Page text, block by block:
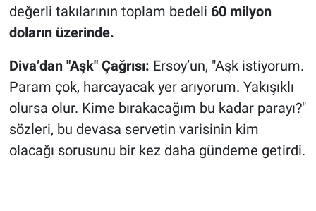
değerli takılarının toplam bedeli 60 milyon
doların üzerinde.
Diva’dan "Aşk" Çağrısı: Ersoy’un, "Aşk istiyorum.
Param çok, harcayacak yer arıyorum. Yakışıklı
olursa olur. Kime bırakacağım bu kadar parayı?"
sözleri, bu devasa servetin varisinin kim
olacağı sorusunu bir kez daha gündeme getirdi.